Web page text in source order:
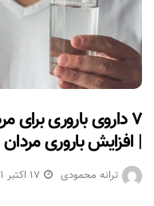
۷ داروی باروری
| افزایش باروری
ترانه محمودی 17 اکتبر 2021